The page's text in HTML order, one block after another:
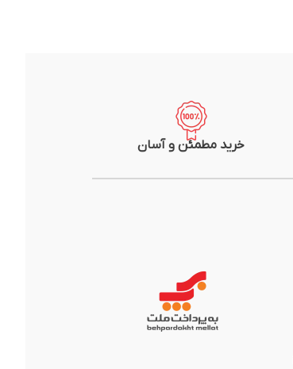
خرید مطمئن و آسان